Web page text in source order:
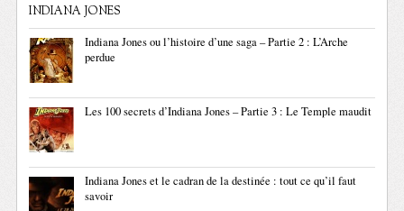
INDIANA JONES
Indiana Jones ou l’histoire d’une saga – Partie 2 : L’Arche
perdue
Les 100 secrets d’Indiana Jones – Partie 3 : Le Temple maudit
Indiana Jones et le cadran de la destinée : tout ce qu’il faut
savoir